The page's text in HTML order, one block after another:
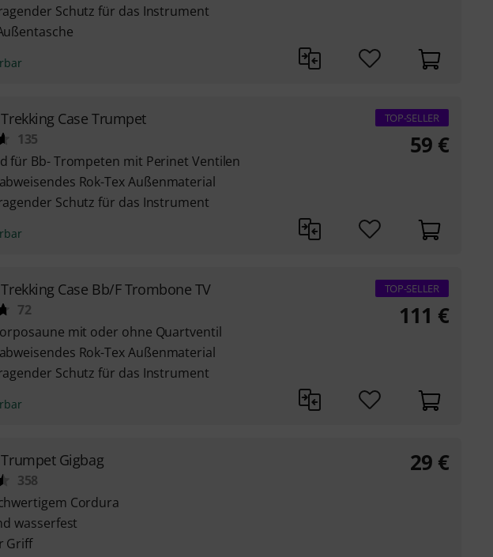
Schutz für das Instrument
Trekking Case Trumpet
135
für Bb- Trompeten mit Perinet Ventilen
Rok-Tex Außenmaterial
Schutz für das Instrument
TOP-SELLER
59 €
Trekking Case Bb/F Trombone TV
72
mit oder ohne Quartventil
Rok-Tex Außenmaterial
Schutz für das Instrument
TOP-SELLER
111 €
Trumpet Gigbag
358
Cordura
wasserfest
Griff
29 €